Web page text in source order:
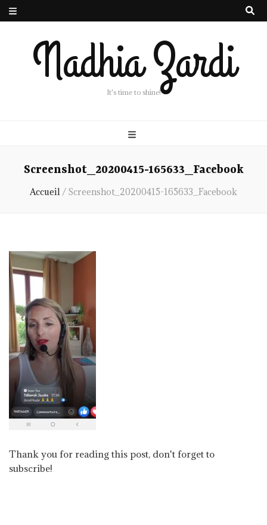
Nadhia Zardi
It's time to shine!
Screenshot_20200415-165633_Facebook
Accueil / Screenshot_20200415-165633_Facebook
Thank you for reading this post, don't forget to
subscribe!